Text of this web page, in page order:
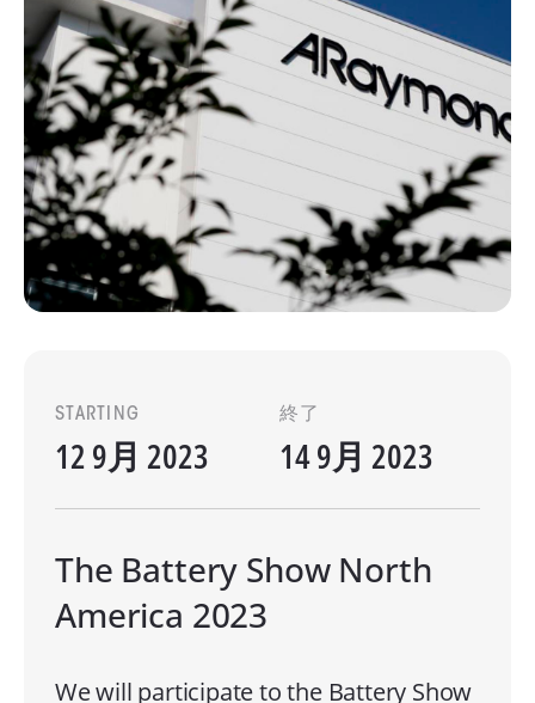
STARTING
12 9月 2023
終了
14 9月 2023
The Battery Show North
America 2023
We will participate to the Battery Show